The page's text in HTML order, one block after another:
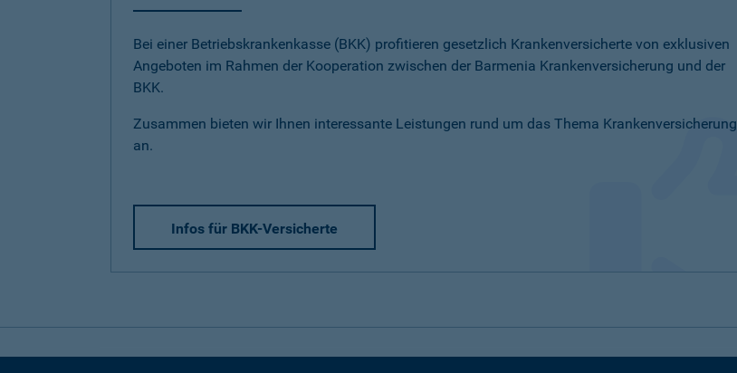
Bei einer Betriebskrankenkasse (BKK) profitieren gesetzlich Krankenversicherte von exklusiven
Angeboten im Rahmen der Kooperation zwischen der Barmenia Krankenversicherung und der
BKK.
Zusammen bieten wir Ihnen interessante Leistungen rund um das Thema Krankenversicherung
an.
Infos für BKK-Versicherte